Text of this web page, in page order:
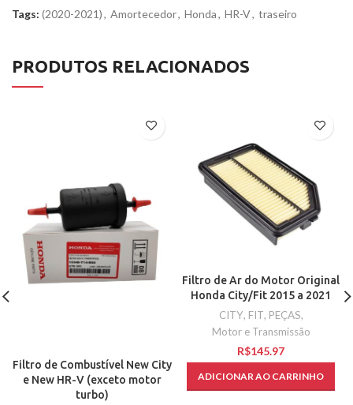
Tags: (2020-2021), Amortecedor, Honda, HR-V, traseiro
PRODUTOS RELACIONADOS
Filtro de Combustível New City
e New HR-V (exceto motor
turbo)
Filtro de Ar do Motor Original
Honda City/Fit 2015 a 2021
CITY, FIT, PEÇAS,
Motor e Transmissão
R$
ADICIONAR AO CARRINHO